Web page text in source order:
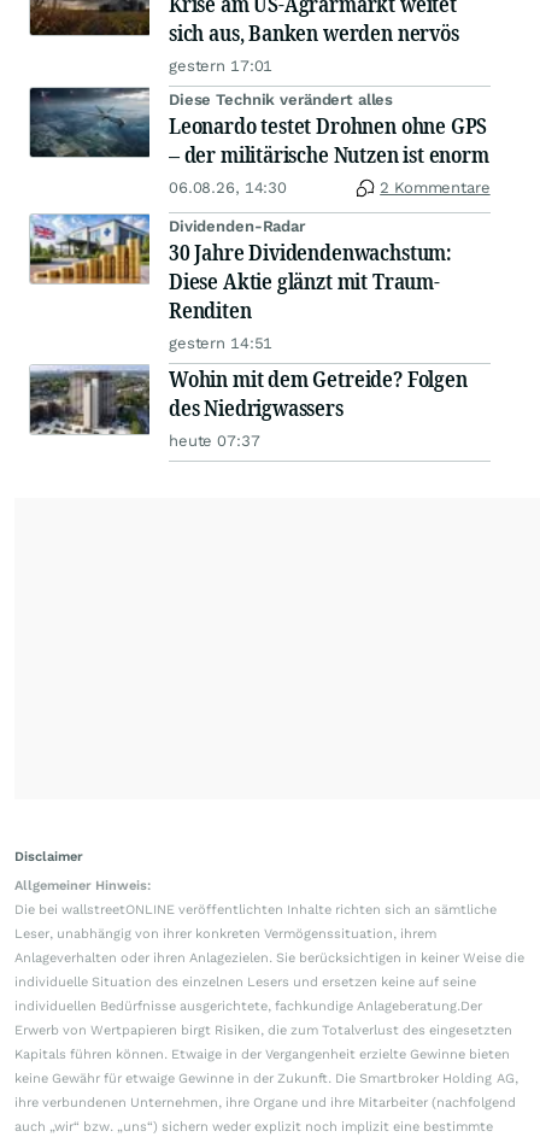
sich aus, Banken werden nervös
gestern 17:01
Diese Technik verändert alles
Leonardo testet Drohnen ohne GPS
– der militärische Nutzen ist enorm
06.08.26, 14:30 2 Kommentare
Dividenden-Radar
30 Jahre Dividendenwachstum:
Diese Aktie glänzt mit Traum-
Renditen
gestern 14:51
Wohin mit dem Getreide? Folgen
des Niedrigwassers
heute 07:37
Disclaimer
Allgemeiner Hinweis:
Die bei wallstreetONLINE veröffentlichten Inhalte richten sich an sämtliche
Leser, unabhängig von ihrer konkreten Vermögenssituation, ihrem
Anlageverhalten oder ihren Anlagezielen. Sie berücksichtigen in keiner Weise die
individuelle Situation des einzelnen Lesers und ersetzen keine auf seine
individuellen Bedürfnisse ausgerichtete, fachkundige Anlageberatung.Der
Erwerb von Wertpapieren birgt Risiken, die zum Totalverlust des eingesetzten
Kapitals führen können. Etwaige in der Vergangenheit erzielte Gewinne bieten
keine Gewähr für etwaige Gewinne in der Zukunft. Die Smartbroker Holding AG,
ihre verbundenen Unternehmen, ihre Organe und ihre Mitarbeiter (nachfolgend
auch „wir“ bzw. „uns“) sichern weder explizit noch implizit eine bestimmte